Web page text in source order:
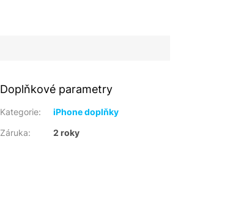
Doplňkové parametry
Kategorie:
iPhone doplňky
Záruka: 2 roky